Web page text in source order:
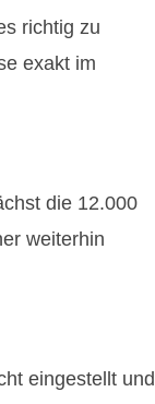
richtig zu
exakt im
die 12.000
weiterhin
eingestellt und